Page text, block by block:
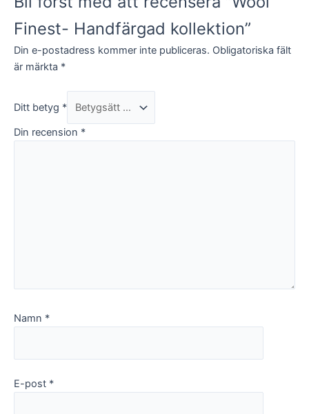
Finest- Handfärgad kollektion”
Din e-postadress kommer inte publiceras. Obligatoriska fält
är märkta *
Ditt betyg *
Din recension *
Namn *
E-post *
och